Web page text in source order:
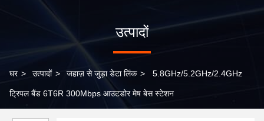
उत्पादों
घर > उत्पादों > जहाज़ से जुड़ा डेटा लिंक > 5.8GHz/5.2GHz/2.4GHz
ट्रिपल बैंड 6T6R 300Mbps आउटडोर मेष बेस स्टेशन